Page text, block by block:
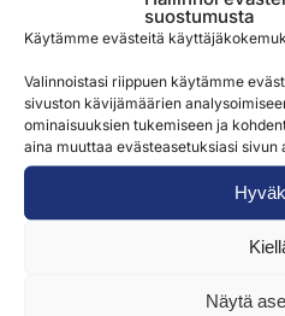
suostumusta
Käytämme evästeitä
Valinnoistasi riippuen käytämme
sivuston kävijämäärien
ominaisuuksien tukemiseen ja
aina muuttaa evästeasetuksiasi
Näytä
Siikainen,
Toimisto avoinna